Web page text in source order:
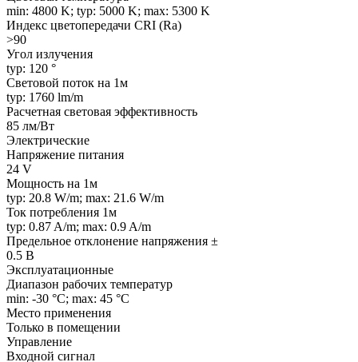
min: 4800 K; typ: 5000 K; max: 5300 K
Индекс цветопередачи CRI (Ra)
>90
Угол излучения
typ: 120 °
Световой поток на 1м
typ: 1760 lm/m
Расчетная световая эффективность
85 лм/Вт
Электрические
Напряжение питания
24 V
Мощность на 1м
typ: 20.8 W/m; max: 21.6 W/m
Ток потребления 1м
typ: 0.87 A/m; max: 0.9 A/m
Предельное отклонение напряжения ±
0.5 В
Эксплуатационные
Диапазон рабочих температур
min: -30 °C; max: 45 °C
Место применения
Только в помещении
Управление
Входной сигнал